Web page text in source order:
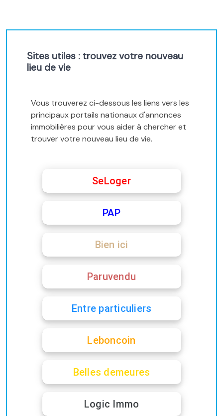
Sites utiles : trouvez votre nouveau
lieu de vie
Vous trouverez ci-dessous les liens vers les
principaux portails nationaux d'annonces
immobilières pour vous aider à chercher et
trouver votre nouveau lieu de vie.
SeLoger
PAP
Bien ici
Paruvendu
Entre particuliers
Leboncoin
Belles demeures
Logic Immo